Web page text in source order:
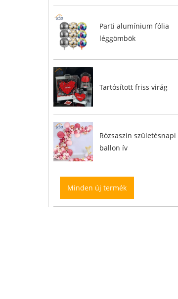
Parti alumínium fólia
léggömbök
Tartósított friss virág
Rózsaszín születésnapi
ballon ív
Minden új termék